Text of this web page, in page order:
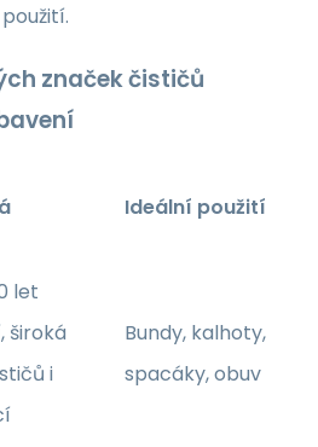
značek čističů
Ideální použití
let
široká
i
Bundy, kalhoty,
spacáky, obuv